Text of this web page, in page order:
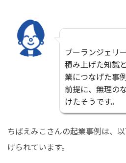
ブーランジェリ
積み上げた知識
業につなげた事
前提に、無理の
けたそうです。
ちばえみこさんの起業事例は、
げられています。